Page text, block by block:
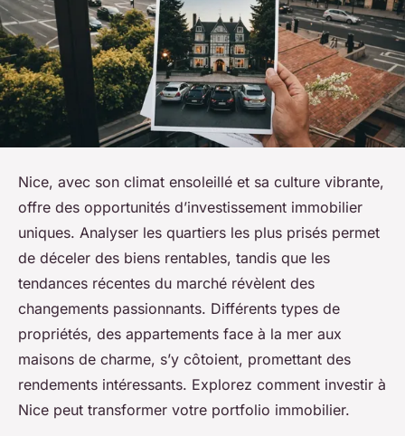
Nice, avec son climat ensoleillé et sa culture vibrante,
offre des opportunités d’investissement immobilier
uniques. Analyser les quartiers les plus prisés permet
de déceler des biens rentables, tandis que les
tendances récentes du marché révèlent des
changements passionnants. Différents types de
propriétés, des appartements face à la mer aux
maisons de charme, s’y côtoient, promettant des
rendements intéressants. Explorez comment investir à
Nice peut transformer votre portfolio immobilier.